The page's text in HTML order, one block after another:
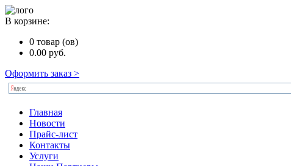
В корзине:
0 товар (ов)
0.00 руб.
Оформить заказ >
Главная
Новости
Прайс-лист
Контакты
Услуги